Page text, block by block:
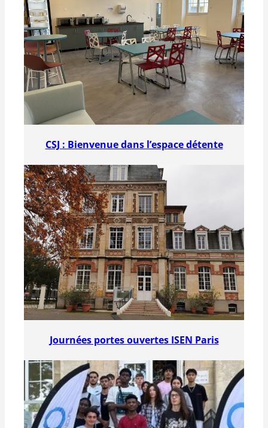
CSJ : Bienvenue dans l’espace détente
Journées portes ouvertes ISEN Paris